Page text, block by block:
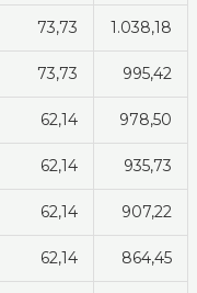
73,73 1.038,18
73,73 995,42
62,14 978,50
62,14 935,73
62,14 907,22
62,14 864,45